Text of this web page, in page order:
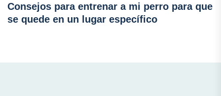
Consejos para entrenar a mi perro para que
se quede en un lugar específico